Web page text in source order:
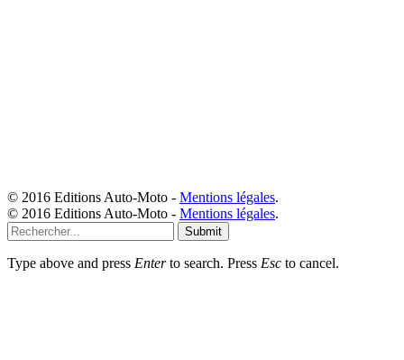
© 2016 Editions Auto-Moto - Mentions légales.
© 2016 Editions Auto-Moto - Mentions légales.
Submit
Type above and press Enterto search. Press Esc to cancel.